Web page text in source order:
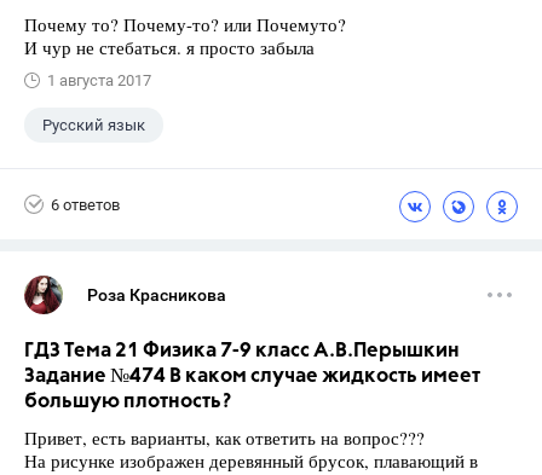
Почему то? Почему-то? или Почемуто?
И чур не стебаться. я просто забыла
1 августа 2017
Русский язык
6 ответов
Роза Красникова
ГДЗ Тема 21 Физика 7-9 класс А.В.Перышкин
Задание №474 В каком случае жидкость имеет
большую плотность?
Привет, есть варианты, как ответить на вопрос???
На рисунке изображен деревянный брусок, плавающий в